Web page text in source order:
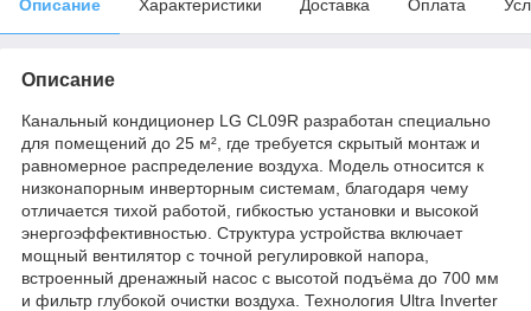
Описание Характеристики Доставка Оплата
Описание
Канальный кондиционер LG CL09R разработан специально
для помещений до 25 м², где требуется скрытый монтаж и
равномерное распределение воздуха. Модель относится к
низконапорным инверторным системам, благодаря чему
отличается тихой работой, гибкостью установки и высокой
энергоэффективностью. Структура устройства включает
мощный вентилятор с точной регулировкой напора,
встроенный дренажный насос с высотой подъёма до 700 мм
и фильтр глубокой очистки воздуха. Технология Ultra Inverter